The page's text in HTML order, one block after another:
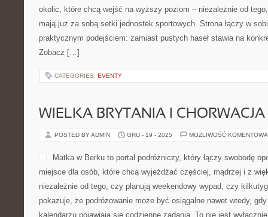
okolic, które chcą wejść na wyższy poziom – niezależnie od
mają już za sobą setki jednostek sportowych. Strona łączy w
praktycznym podejściem: zamiast pustych haseł stawia na
Zobacz […]
CATEGORIES: EVENTY
WIELKA BRYTANIA I CHORWACJA
POSTED BY ADMIN GRU - 19 - 2025 MOŻLIWOŚĆ
Matka w Berku to portal podróżniczy, który łączy swobodę
miejsce dla osób, które chcą wyjeżdżać częściej, mądrzej i z
niezależnie od tego, czy planują weekendowy wypad, czy
pokazuje, że podróżowanie może być osiągalne nawet wtedy,
kalendarzu pojawiają się codzienne zadania. To nie jest